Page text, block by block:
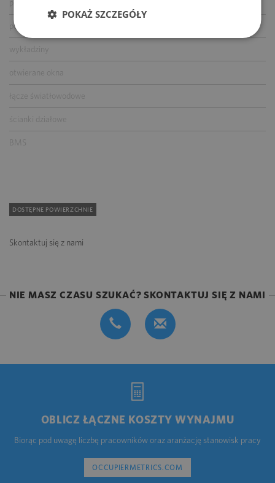
podwieszane sufity
wykładziny
łącze światłowodowe
ścianki działowe
BMS
DOSTĘPNE POWIERZCHNIE
Skontaktuj się z nami
NIE MASZ CZASU SZUKAĆ? SKONTAKTUJ SIĘ Z NAMI
OBLICZ ŁĄCZNE KOSZTY WYNAJMU
Biorąc pod uwagę liczbę pracowników oraz aranżację stanowisk pracy
OCCUPIERMETRICS.COM
POKAŻ SZCZEGÓŁY